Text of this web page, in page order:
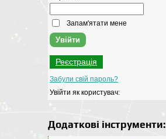
Запам'ятати мене
Реєстрація
Забули свій пароль?
Увійти як користувач:
Додаткові інструменти: